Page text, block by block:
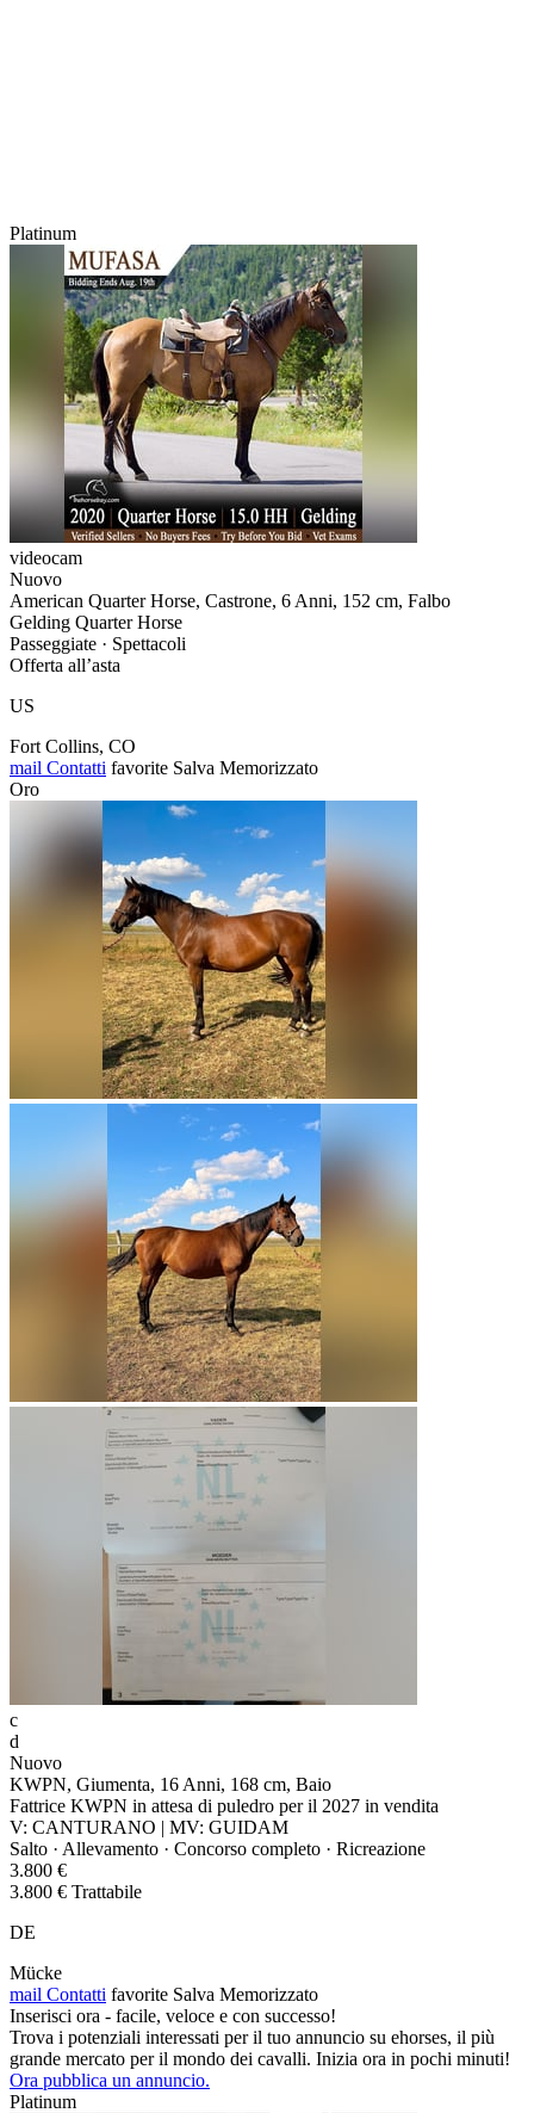
Platinum
videocam
Nuovo
American Quarter Horse, Castrone, 6 Anni, 152 cm, Falbo
Gelding Quarter Horse
Passeggiate · Spettacoli
Offerta all’asta
US
Fort Collins, CO
mail Contatti favorite Salva Memorizzato
Oro
c
d
Nuovo
KWPN, Giumenta, 16 Anni, 168 cm, Baio
Fattrice KWPN in attesa di puledro per il 2027 in vendita
V: CANTURANO | MV: GUIDAM
Salto · Allevamento · Concorso completo · Ricreazione
3.800 €
3.800 € Trattabile
DE
Mücke
mail Contatti favorite Salva Memorizzato
Inserisci ora - facile, veloce e con successo!
Trova i potenziali interessati per il tuo annuncio su ehorses, il più
grande mercato per il mondo dei cavalli. Inizia ora in pochi minuti!
Ora pubblica un annuncio.
Platinum